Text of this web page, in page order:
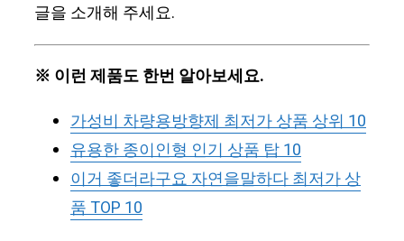
글을 소개해 주세요.
※ 이런 제품도 한번 알아보세요.
가성비 차량용방향제 최저가 상품 상위 10
유용한 종이인형 인기 상품 탑 10
이거 좋더라구요 자연을말하다 최저가 상
품 TOP 10